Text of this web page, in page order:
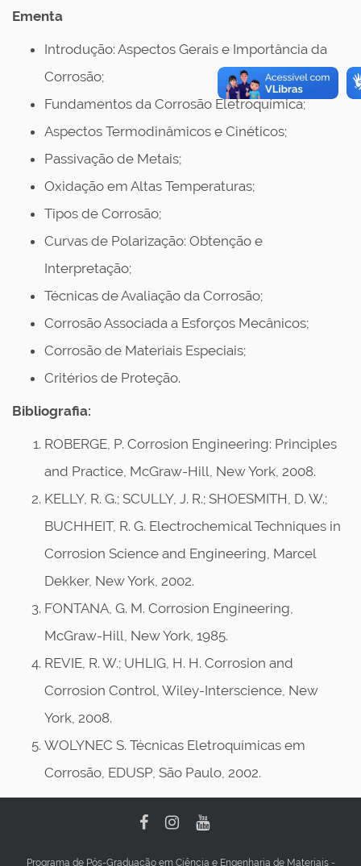
Ementa
Introdução: Aspectos Gerais e Importância da
Corrosão;
Fundamentos da Corrosão Eletroquímica;
Aspectos Termodinâmicos e Cinéticos;
Passivação de Metais;
Oxidação em Altas Temperaturas;
Tipos de Corrosão;
Curvas de Polarização: Obtenção e
Interpretação;
Técnicas de Avaliação da Corrosão;
Corrosão Associada a Esforços Mecânicos;
Corrosão de Materiais Especiais;
Critérios de Proteção.
Bibliografia:
ROBERGE, P. Corrosion Engineering: Principles
and Practice, McGraw-Hill, New York, 2008.
KELLY, R. G.; SCULLY, J. R.; SHOESMITH, D. W.;
BUCHHEIT, R. G. Electrochemical Techniques in
Corrosion Science and Engineering, Marcel
Dekker, New York, 2002.
FONTANA, G. M. Corrosion Engineering,
McGraw-Hill, New York, 1985.
REVIE, R. W.; UHLIG, H. H. Corrosion and
Corrosion Control, Wiley-Interscience, New
York, 2008.
WOLYNEC S. Técnicas Eletroquímicas em
Corrosão, EDUSP, São Paulo, 2002.
Programa de Pós-Graduação em Ciência e Engenharia de Materiais -